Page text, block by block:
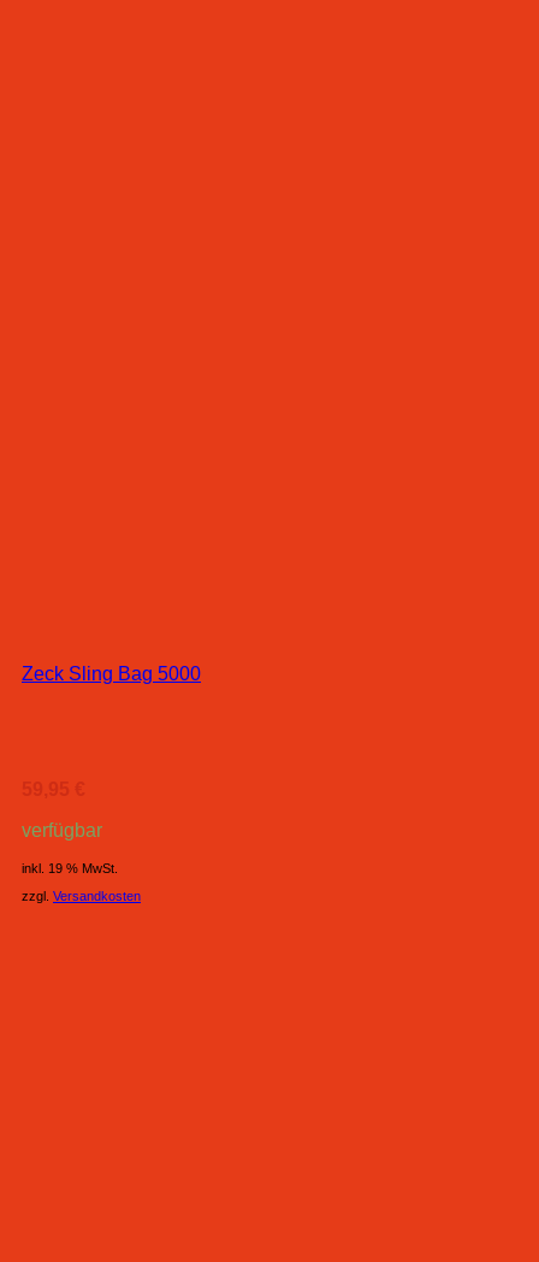
Zeck Sling Bag 5000
59,95 €
verfügbar
inkl. 19 % MwSt.
zzgl. Versandkosten